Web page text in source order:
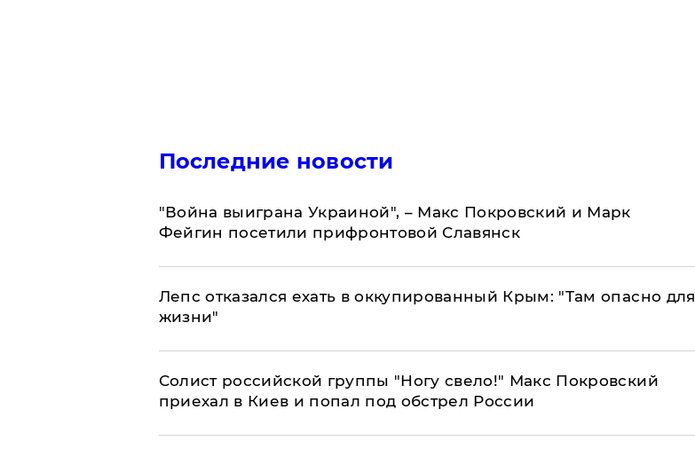
Последние новости
"Война выиграна Украиной", – Макс Покровский и Марк
Фейгин посетили прифронтовой Славянск
Лепс отказался ехать в оккупированный Крым: "Там опасно для
жизни"
Солист российской группы "Ногу свело!" Макс Покровский
приехал в Киев и попал под обстрел России